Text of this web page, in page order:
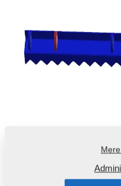
download